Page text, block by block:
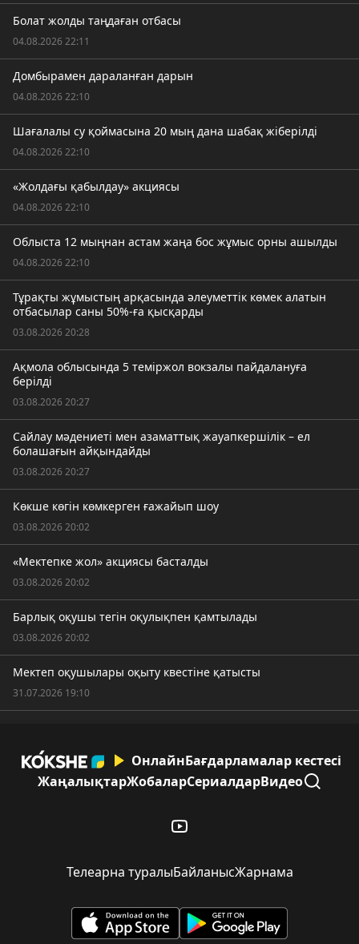
Болат жолды таңдаған отбасы
04.08.2026 22:11
Домбырамен дараланған дарын
04.08.2026 22:10
Шағалалы су қоймасына 20 мың дана шабақ жіберілді
04.08.2026 22:10
«Жолдағы қабылдау» акциясы
04.08.2026 22:10
Облыста 12 мыңнан астам жаңа бос жұмыс орны ашылды
04.08.2026 22:10
Тұрақты жұмыстың арқасында әлеуметтік көмек алатын
отбасылар саны 50%-ға қысқарды
03.08.2026 20:28
Ақмола облысында 5 теміржол вокзалы пайдалануға
берілді
03.08.2026 20:27
Сайлау мәдениеті мен азаматтық жауапкершілік – ел
болашағын айқындайды
03.08.2026 20:27
Көкше көгін көмкерген ғажайып шоу
03.08.2026 20:02
«Мектепке жол» акциясы басталды
03.08.2026 20:02
Барлық оқушы тегін оқулықпен қамтылады
03.08.2026 20:02
Мектеп оқушылары оқыту квестіне қатысты
31.07.2026 19:10
ОнлайнБағдарламалар кестесі
ЖаңалықтарЖобаларСериалдарВидео
Телеарна туралыБайланысЖарнама